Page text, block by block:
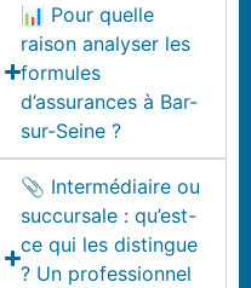
📊 Pour quelle
raison analyser les
formules
d’assurances à Bar-
sur-Seine ?
📎 Intermédiaire ou
succursale : qu’est-
ce qui les distingue
? Un professionnel